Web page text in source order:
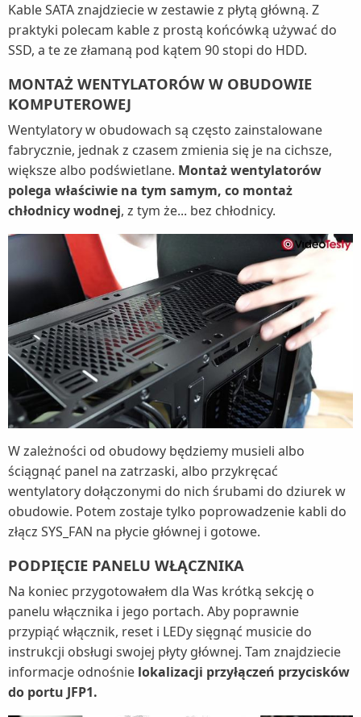
Kable SATA znajdziecie w zestawie z płytą główną. Z
praktyki polecam kable z prostą końcówką używać do
SSD, a te ze złamaną pod kątem 90 stopi do HDD.
MONTAŻ WENTYLATORÓW W OBUDOWIE
KOMPUTEROWEJ
Wentylatory w obudowach są często zainstalowane
fabrycznie, jednak z czasem zmienia się je na cichsze,
większe albo podświetlane. Montaż wentylatorów
polega właściwie na tym samym, co montaż
chłodnicy wodnej, z tym że... bez chłodnicy.
W zależności od obudowy będziemy musieli albo
ściągnąć panel na zatrzaski, albo przykręcać
wentylatory dołączonymi do nich śrubami do dziurek w
obudowie. Potem zostaje tylko poprowadzenie kabli do
złącz SYS_FAN na płycie głównej i gotowe.
PODPIĘCIE PANELU WŁĄCZNIKA
Na koniec przygotowałem dla Was krótką sekcję o
panelu włącznika i jego portach. Aby poprawnie
przypiąć włącznik, reset i LEDy sięgnąć musicie do
instrukcji obsługi swojej płyty głównej. Tam znajdziecie
informacje odnośnie lokalizacji przyłączeń przycisków
do portu JFP1.